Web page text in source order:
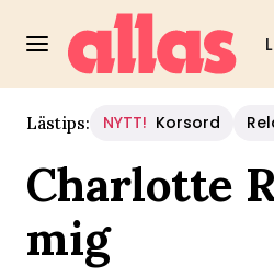
Lästips: NYTT! Korsord
Charlotte
mig